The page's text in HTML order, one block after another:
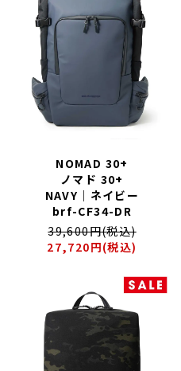
NOMAD 30+
ノマド 30+
NAVY｜ネイビー
brf-CF34-DR
39,600円(税込)
27,720円(税込)